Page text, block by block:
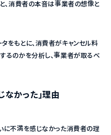
、消費者の本音は事業者の想像と
をもとに、消費者がキャンセル料
るのかを分析し、事業者が取るべ
なかった」理由
に不満を感じなかった消費者の理